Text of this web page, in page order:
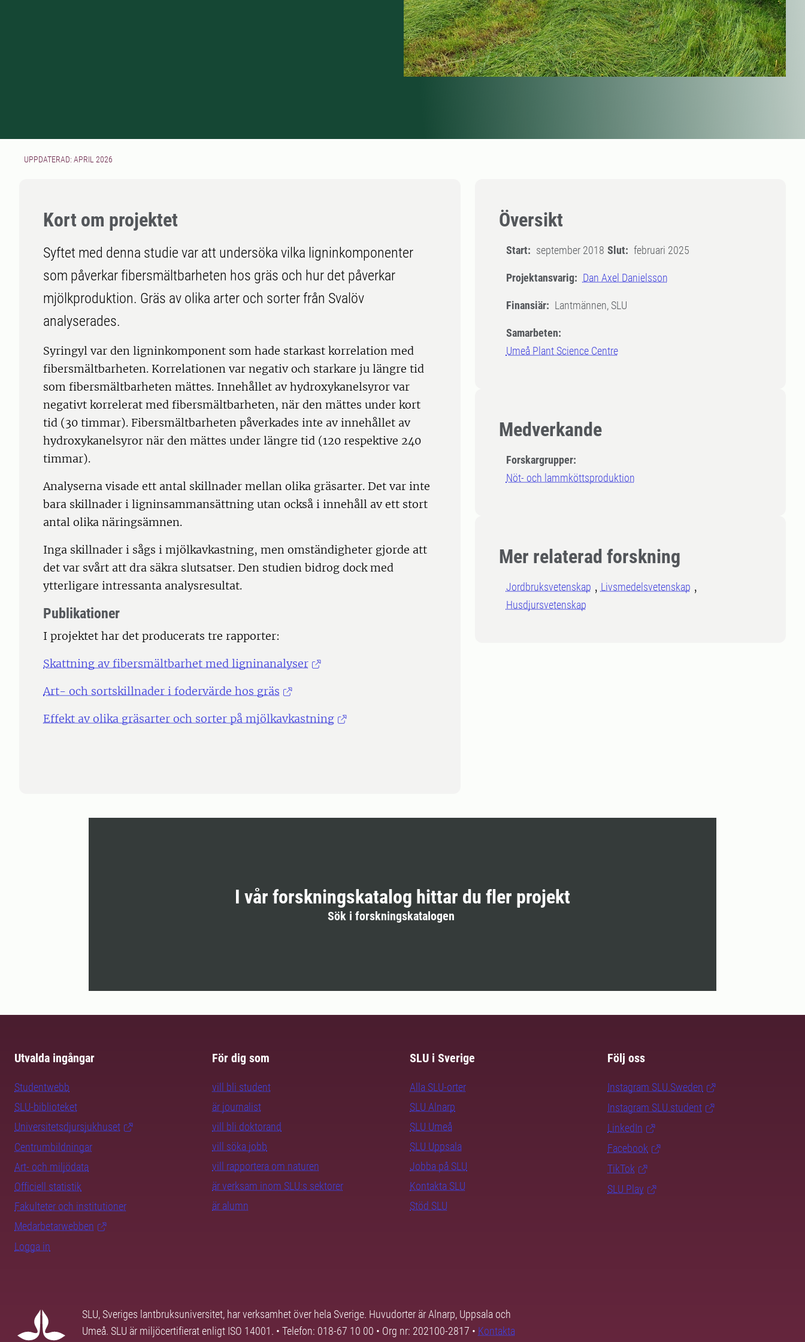
UPPDATERAD: APRIL 2026
Översikt
Start: september 2018 Slut: februari 2025
Projektansvarig: Dan Axel Danielsson
Finansiär: Lantmännen, SLU
Samarbeten:
Umeå Plant Science Centre
Medverkande
Forskargrupper:
Nöt- och lammköttsproduktion
Mer relaterad forskning
Jordbruksvetenskap
Livsmedelsvetenskap
Husdjursvetenskap
Kort om projektet
Syftet med denna studie var att undersöka vilka ligninkomponenter
som påverkar fibersmältbarheten hos gräs och hur det påverkar
mjölkproduktion. Gräs av olika arter och sorter från Svalöv
analyserades.
Syringyl var den ligninkomponent som hade starkast korrelation med
fibersmältbarheten. Korrelationen var negativ och starkare ju längre tid
som fibersmältbarheten mättes. Innehållet av hydroxykanelsyror var
negativt korrelerat med fibersmältbarheten, när den mättes under kort
tid (30 timmar). Fibersmältbarheten påverkades inte av innehållet av
hydroxykanelsyror när den mättes under längre tid (120 respektive 240
timmar).
Analyserna visade ett antal skillnader mellan olika gräsarter. Det var inte
bara skillnader i ligninsammansättning utan också i innehåll av ett stort
antal olika näringsämnen.
Inga skillnader i sågs i mjölkavkastning, men omständigheter gjorde att
det var svårt att dra säkra slutsatser. Den studien bidrog dock med
ytterligare intressanta analysresultat.
Publikationer
I projektet har det producerats tre rapporter:
Skattning av fibersmältbarhet med ligninanalyser
Art- och sortskillnader i fodervärde hos gräs
Effekt av olika gräsarter och sorter på mjölkavkastning
I vår forskningskatalog hittar du fler projekt
Sök i forskningskatalogen
Utvalda ingångar
Studentwebb
SLU-biblioteket
Universitetsdjursjukhuset
Centrumbildningar
Art- och miljödata
Officiell statistik
Fakulteter och institutioner
Medarbetarwebben
Logga in
För dig som
vill bli student
är journalist
vill bli doktorand
vill söka jobb
vill rapportera om naturen
är verksam inom SLU:s sektorer
är alumn
SLU i Sverige
Alla SLU-orter
SLU Alnarp
SLU Umeå
SLU Uppsala
Jobba på SLU
Kontakta SLU
Stöd SLU
Följ oss
Instagram SLU.Sweden
Instagram SLU.student
LinkedIn
Facebook
TikTok
SLU Play
SLU, Sveriges lantbruksuniversitet, har verksamhet över hela Sverige. Huvudorter är Alnarp, Uppsala och
Umeå. SLU är miljöcertifierat enligt ISO 14001. • Telefon: 018-67 10 00 • Org nr: 202100-2817 • Kontakta